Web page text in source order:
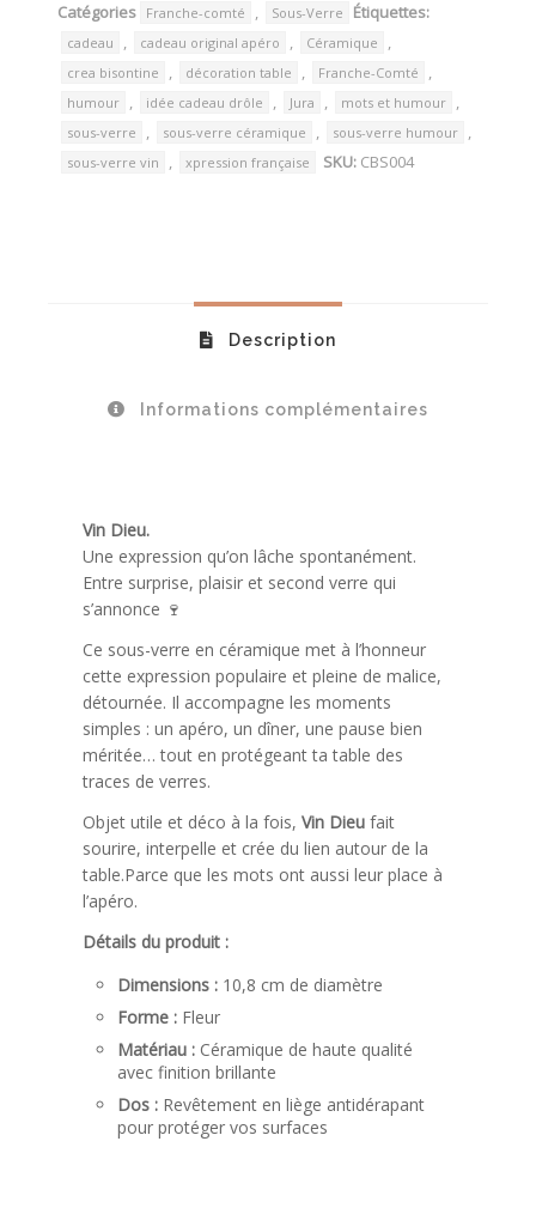
Catégories Franche-comté , Sous-Verre Étiquettes:
cadeau , cadeau original apéro , Céramique ,
crea bisontine , décoration table , Franche-Comté ,
humour , idée cadeau drôle , Jura , mots et humour ,
sous-verre , sous-verre céramique , sous-verre humour ,
sous-verre vin , xpression française SKU: CBS004
Description
Informations complémentaires
Vin Dieu.
Une expression qu’on lâche spontanément.
Entre surprise, plaisir et second verre qui
s’annonce 🍷
Ce sous-verre en céramique met à l’honneur
cette expression populaire et pleine de malice,
détournée. Il accompagne les moments
simples : un apéro, un dîner, une pause bien
méritée… tout en protégeant ta table des
traces de verres.
Objet utile et déco à la fois,Vin Dieu fait
sourire, interpelle et crée du lien autour de la
table.Parce que les mots ont aussi leur place à
l’apéro.
Détails du produit :
Dimensions : 10,8 cm de diamètre
Forme : Fleur
Matériau : Céramique de haute qualité
avec finition brillante
Dos : Revêtement en liège antidérapant
pour protéger vos surfaces